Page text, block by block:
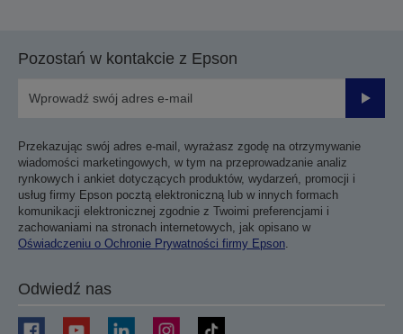
Pozostań w kontakcie z Epson
Przekazując swój adres e-mail, wyrażasz zgodę na otrzymywanie
wiadomości marketingowych, w tym na przeprowadzanie analiz
rynkowych i ankiet dotyczących produktów, wydarzeń, promocji i
usług firmy Epson pocztą elektroniczną lub w innych formach
komunikacji elektronicznej zgodnie z Twoimi preferencjami i
zachowaniami na stronach internetowych, jak opisano w
Oświadczeniu o Ochronie Prywatności firmy Epson.
Odwiedź nas